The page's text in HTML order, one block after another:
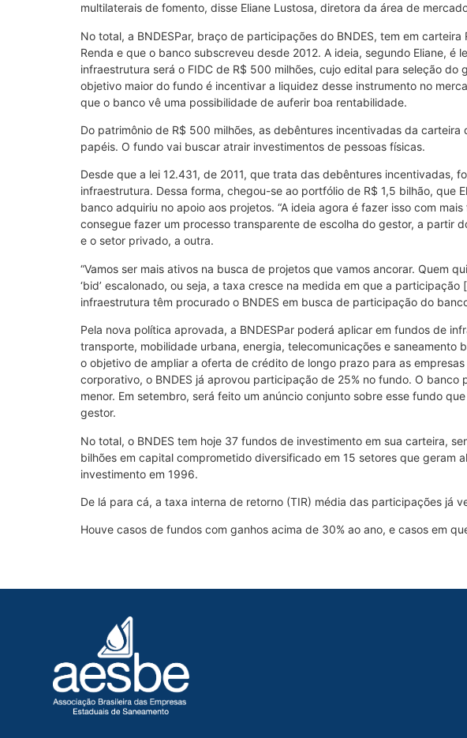
multilaterais de fomento, disse Eliane Lustosa, diretora da área de
No total, a BNDESPar, braço de participações do BNDES, tem em
Renda e que o banco subscreveu desde 2012. A ideia, segundo Eliane,
infraestrutura será o FIDC de R$ 500 milhões, cujo edital para seleção
objetivo maior do fundo é incentivar a liquidez desse instrumento no
que o banco vê uma possibilidade de auferir boa rentabilidade.
Do patrimônio de R$ 500 milhões, as debêntures incentivadas da
papéis. O fundo vai buscar atrair investimentos de pessoas físicas.
Desde que a lei 12.431, de 2011, que trata das debêntures incentivadas,
infraestrutura. Dessa forma, chegou-se ao portfólio de R$ 1,5 bilhão, que
banco adquiriu no apoio aos projetos. “A ideia agora é fazer isso com
consegue fazer um processo transparente de escolha do gestor, a partir
e o setor privado, a outra.
“Vamos ser mais ativos na busca de projetos que vamos ancorar. Quem
‘bid’ escalonado, ou seja, a taxa cresce na medida em que a
infraestrutura têm procurado o BNDES em busca de participação do
Pela nova política aprovada, a BNDESPar poderá aplicar em fundos de
transporte, mobilidade urbana, energia, telecomunicações e
o objetivo de ampliar a oferta de crédito de longo prazo para as
corporativo, o BNDES já aprovou participação de 25% no fundo. O
menor. Em setembro, será feito um anúncio conjunto sobre esse fundo
gestor.
No total, o BNDES tem hoje 37 fundos de investimento em sua carteira,
bilhões em capital comprometido diversificado em 15 setores que geram
investimento em 1996.
De lá para cá, a taxa interna de retorno (TIR) média das participações já
Houve casos de fundos com ganhos acima de 30% ao ano, e casos em